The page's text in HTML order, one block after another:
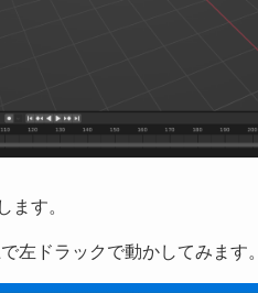
ます。
左ドラックで動かしてみます。